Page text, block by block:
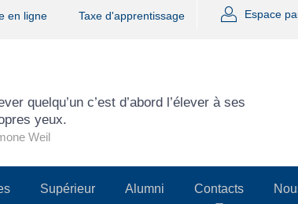
en ligne Taxe d'apprentissage Espace
quelqu’un c’est d’abord l’élever à ses
yeux.
Weil
Supérieur Alumni Contacts